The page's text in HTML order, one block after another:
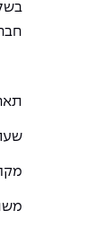
שעה: